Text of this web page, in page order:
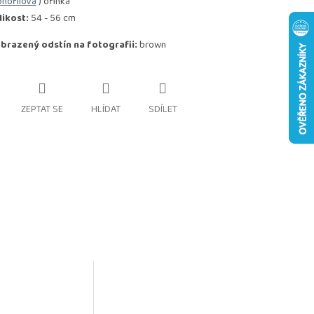
54 - 56 cm
odstín na fotografii:brown
ZEPTAT SE HLÍDAT SDÍLET